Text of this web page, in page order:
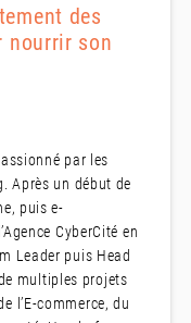
des
nourrir son
par les
Après un début de
puis e-
CyberCité en
Leader puis Head
multiples projets
l’E-commerce, du